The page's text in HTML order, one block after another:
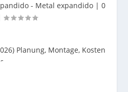
- Metal expandido| 0